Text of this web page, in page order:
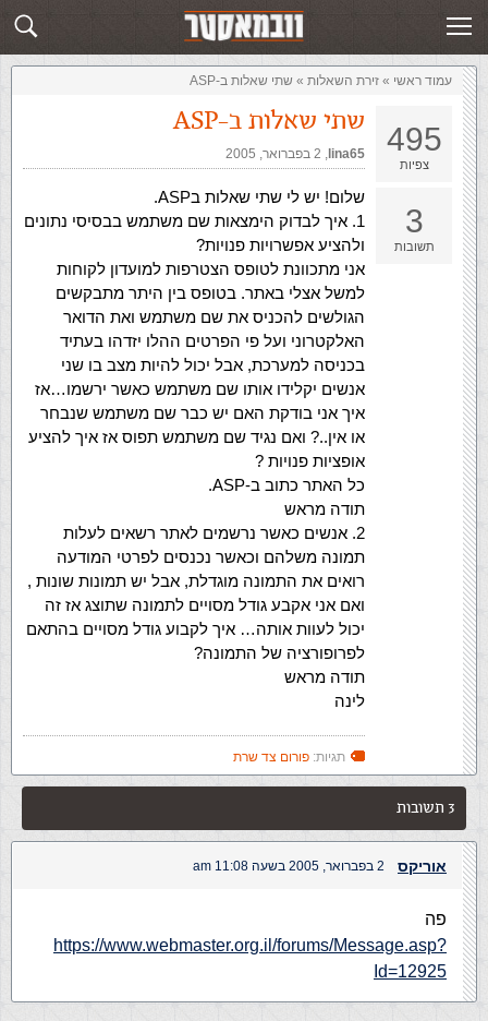
שלח תשובה זירת השאלות
עמוד ראשי » ‏זירת השאלות‏ » שתי שאלות ב-ASP
495
צפיות
3
תשובות
שתי שאלות ב-ASP
lina65
,‏ 2 בפברואר, 2005
שלום! יש לי שתי שאלות בASP.
1. איך לבדוק הימצאות שם משתמש בבסיסי נתונים
ולהציע אפשרויות פנויות?
אני מתכוונת לטופס הצטרפות למועדון לקוחות
למשל אצלי באתר. בטופס בין היתר מתבקשים
הגולשים להכניס את שם משתמש ואת הדואר
האלקטרוני ועל פי הפרטים ההלו יזדהו בעתיד
בכניסה למערכת, אבל יכול להיות מצב בו שני
אנשים יקלידו אותו שם משתמש כאשר ירשמו…אז
איך אני בודקת האם יש כבר שם משתמש שנבחר
או אין..? ואם נגיד שם משתמש תפוס אז איך להציע
אופציות פנויות ?
כל האתר כתוב ב-ASP.
תודה מראש
2. אנשים כאשר נרשמים לאתר רשאים לעלות
תמונה משלהם וכאשר נכנסים לפרטי המודעה
רואים את התמונה מוגדלת, אבל יש תמונות שונות ,
ואם אני אקבע גודל מסויים לתמונה שתוצג אז זה
יכול לעוות אותה… איך לקבוע גודל מסויים בהתאם
לפרופורציה של התמונה?
תודה מראש
לינה
תגיות: פורום צד שרת
3 תשובות
אוריקס 2 בפברואר, 2005 בשעה 11:08 am
פה
https://www.webmaster.org.il/forums/Message.asp?
Id=12925